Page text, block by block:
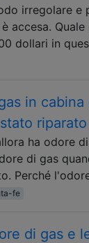
irregolare
accesa.
dollari in
in
ha odore
di gas
Perché
fe
di gas e